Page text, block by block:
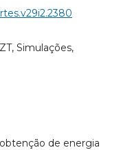
Simulações,
de energia